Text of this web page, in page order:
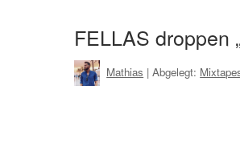
FELLAS droppen
Mathias | Abgelegt: